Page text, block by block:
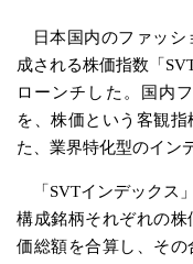
日本国内のファッ
成される株価指数「
ローンチした。国内
を、株価という客観
た、業界特化型のイン
「SVTインデックス
構成銘柄それぞれの
価総額を合算し、そ